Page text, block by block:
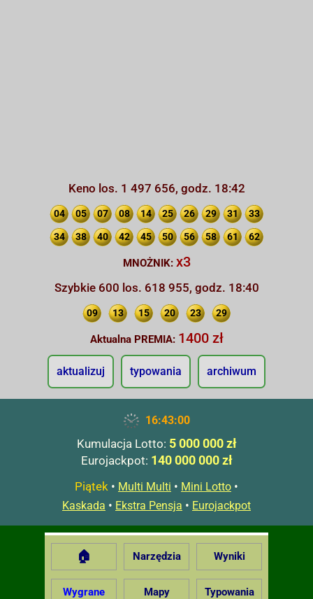
Keno los. 1 497 656, godz. 18:42
04 05 07 08 14 25 26 29 31 33
34 38 40 42 45 50 56 58 61 62
MNOŻNIK: x3
Szybkie 600 los. 618 955, godz. 18:40
09 13 15 20 23 29
Aktualna PREMIA: 1400 zł
aktualizuj typowania archiwum
16:43:00
Kumulacja Lotto: 5 000 000 zł
Eurojackpot: 140 000 000 zł
Piątek • Multi Multi • Mini Lotto •
Kaskada • Ekstra Pensja • Eurojackpot
🏠 Narzędzia Wyniki
Wygrane Mapy Typowania